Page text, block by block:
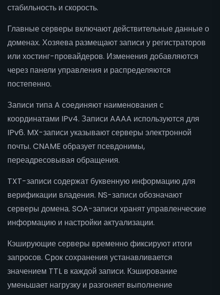
стабильность и скорость.
Главные серверы включают действительные данные о
доменах. Хозяева размещают записи у регистраторов
или хостинг-провайдеров. Изменения добавляются
через панели управления и распределяются
постепенно.
Записи типа A соединяют наименования с
координатами IPv4. Записи AAAA используются для
IPv6. MX-записи указывают серверы электронной
почты. CNAME образует псевдонимы,
переадресовывая обращения.
TXT-записи содержат буквенную информацию для
верификации владения. NS-записи обозначают
серверы домена. SOA-записи хранят управленческие
информацию и настройки актуализации.
Кэширующие серверы временно фиксируют итоги
запросов. Срок сохранения устанавливается
значением TTL в каждой записи. Кэширование
уменьшает нагрузку и разгоняет выполнение